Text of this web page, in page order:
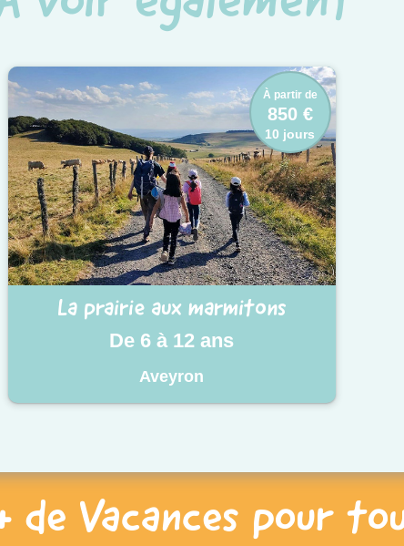
La prairie aux marmitons
De 6 à 12 ans
Aveyron
À partir de
850 €
10 jours
de Vacances pour